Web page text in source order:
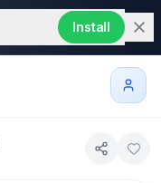
Install